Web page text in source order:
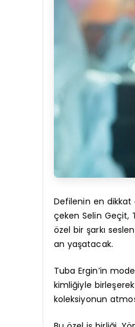
Defilenin en dikkat
çeken Selin Geçit,
özel bir şarkı
an yaşatacak.
Tuba Ergin’in
kimliğiyle
koleksiyonun